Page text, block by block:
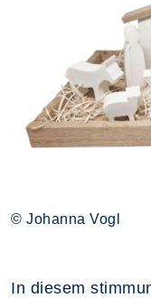
© Johanna Vogl
In diesem